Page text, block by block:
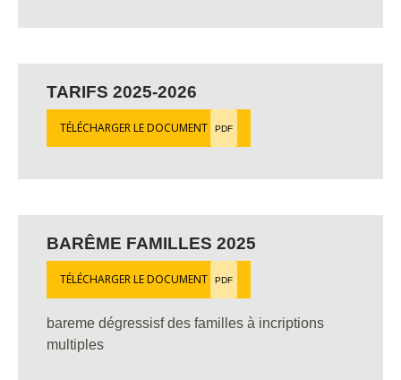
TARIFS 2025-2026
TÉLÉCHARGER LE DOCUMENT PDF
BARÊME FAMILLES 2025
TÉLÉCHARGER LE DOCUMENT PDF
bareme dégressisf des familles à incriptions
multiples